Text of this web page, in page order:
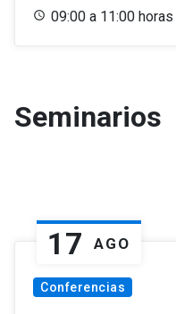
09:00 a 11:00 horas
Seminarios
17 AGO
Conferencias